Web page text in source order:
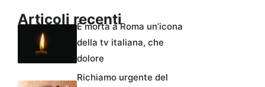
Articoli recentiÈ morta a Roma un’icona
della tv italiana, che
dolore
Richiamo urgente del